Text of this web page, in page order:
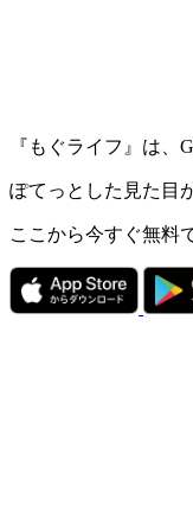
『 もぐライフ 』は、
ぽてっとした見た目
ここから今すぐ無料